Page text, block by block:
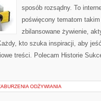
sposób rozsądny. To
poświęcony tematom
zbilansowane żywienie,
kto szuka inspiracji, aby
treści. Polecam Historie
ODŻYWIANIA